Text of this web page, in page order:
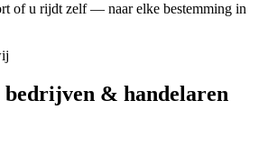
of u rijdt zelf — naar elke bestemming in
& handelaren